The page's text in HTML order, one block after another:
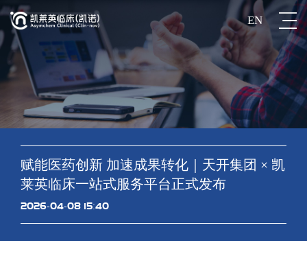
EN
赋能医药创新 加速成果转化｜天开集团 × 凯
莱英临床一站式服务平台正式发布
2026-04-08 15:40